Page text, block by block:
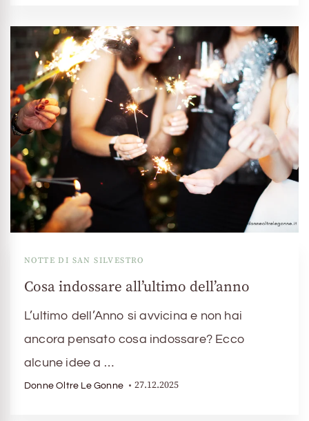
NOTTE DI SAN SILVESTRO
Cosa indossare all’ultimo dell’anno
L’ultimo dell’Anno si avvicina e non hai
ancora pensato cosa indossare? Ecco
alcune idee a …
Donne Oltre Le Gonne 27.12.2025